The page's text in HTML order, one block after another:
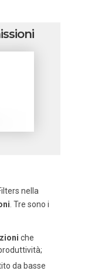
nella
. Tre sono i
che
da basse